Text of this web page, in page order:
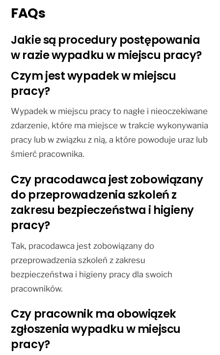
FAQs
Jakie są procedury postępowania
w razie wypadku w miejscu pracy?
Czym jest wypadek w miejscu
pracy?
Wypadek w miejscu pracy to nagłe i nieoczekiwane
zdarzenie, które ma miejsce w trakcie wykonywania
pracy lub w związku z nią, a które powoduje uraz lub
śmierć pracownika.
Czy pracodawca jest zobowiązany
do przeprowadzenia szkoleń z
zakresu bezpieczeństwa i higieny
pracy?
Tak, pracodawca jest zobowiązany do
przeprowadzenia szkoleń z zakresu
bezpieczeństwa i higieny pracy dla swoich
pracowników.
Czy pracownik ma obowiązek
zgłoszenia wypadku w miejscu
pracy?